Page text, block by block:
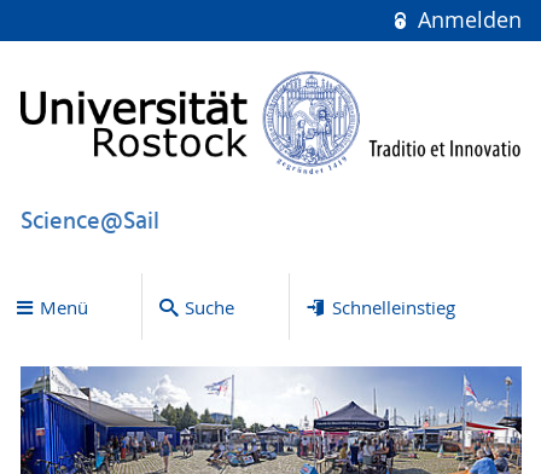
Anmelden
Science@Sail
Menü Suche Schnelleinstieg